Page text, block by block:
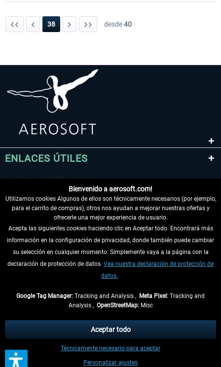
38 desde40
ENLACES ÚTILES
DESISTIR DEL CONTRATO
INFORMACIÓN
tasas de recepción si no se describe lo contrario
** De aplicación a envíos dentro de Alemania. Los plazos de envío para los
demás países se pueden consultar en lainformación de envío
Bienvenido a aerosoft.com!
Utilizamos cookies Algunos de ellos son técnicamente necesarios (por ejemplo,
para el carrito de compras), otros nos ayudan a mejorar nuestras ofertas y
ofrecerle una mejor experiencia de usuario.
Acepta las siguientes cookies haciendo clic en Aceptar todo. Encontrará más
información en la configuración de privacidad, donde también puede cambiar
su selección en cualquier momento. Simplemente vaya a la página con la
declaración de protección de datos. Vea nuestra declaración de protección de
datos.
Google Tag Manager: Tracking and Analysis , Meta Pixel: Tracking and
Analysis , OpenStreetMap:Misc
Personalizar ajustes
Técnicamente necesario para aceptar
Aceptar todo